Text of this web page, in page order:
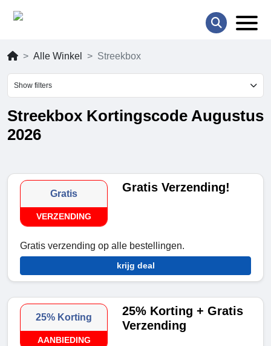
Alle Winkel Streekbox
Show filters
Streekbox Kortingscode Augustus
2026
Gratis
VERZENDING
Gratis Verzending!
Gratis verzending op alle bestellingen.
krijg deal
25% Korting
AANBIEDING
25% Korting + Gratis
Verzending